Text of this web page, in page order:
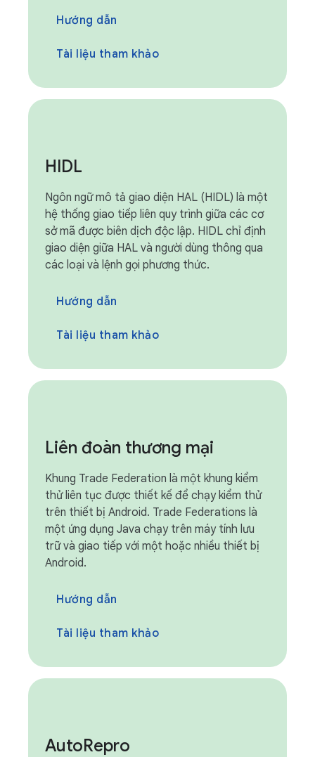
Hướng dẫn
Tài liệu tham khảo
HIDL
Ngôn ngữ mô tả giao diện HAL (HIDL) là một
hệ thống giao tiếp liên quy trình giữa các cơ
sở mã được biên dịch độc lập. HIDL chỉ định
giao diện giữa HAL và người dùng thông qua
các loại và lệnh gọi phương thức.
Hướng dẫn
Tài liệu tham khảo
Liên đoàn thương mại
Khung Trade Federation là một khung kiểm
thử liên tục được thiết kế để chạy kiểm thử
trên thiết bị Android. Trade Federations là
một ứng dụng Java chạy trên máy tính lưu
trữ và giao tiếp với một hoặc nhiều thiết bị
Android.
Hướng dẫn
Tài liệu tham khảo
AutoRepro